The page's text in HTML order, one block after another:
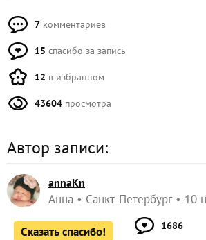
7 комментариев
15 спасибо за запись
12 в избранном
43604 просмотра
Автор записи:
annaKn
Анна Санкт-Петербург 10
Сказать спасибо! 1686